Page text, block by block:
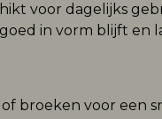
voor dagelijks
in vorm blijft en
broeken voor een